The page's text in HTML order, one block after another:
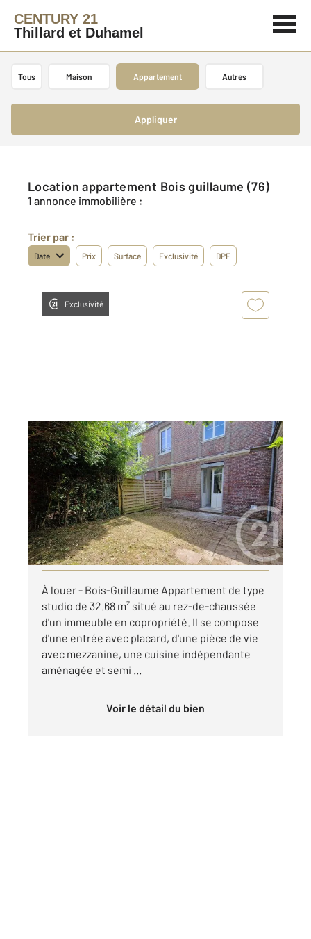
CENTURY 21
Thillard et Duhamel
Tous Maison Appartement Autres
Appliquer
Location appartement Bois guillaume (76)
1 annonce immobilière :
Trier par :
Date Prix Surface Exclusivité DPE
Exclusivité
BOIS GUILLAUME 76
32,68 m2, 1 pièce
Ref : 8242
Appartement F1 à louer
552 €
par mois charges comprises
Visiter le site dédié
À louer - Bois-Guillaume Appartement de type
studio de 32.68 m² situé au rez-de-chaussée
d'un immeuble en copropriété. Il se compose
d'une entrée avec placard, d'une pièce de vie
avec mezzanine, une cuisine indépendante
aménagée et semi ...
Voir le détail du bien